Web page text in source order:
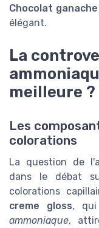
Chocolat ganache
élégant.
La
meilleure ?
Les
colorations
La question de
dans le débat
colorations
creme gloss, qui
ammoniaque,